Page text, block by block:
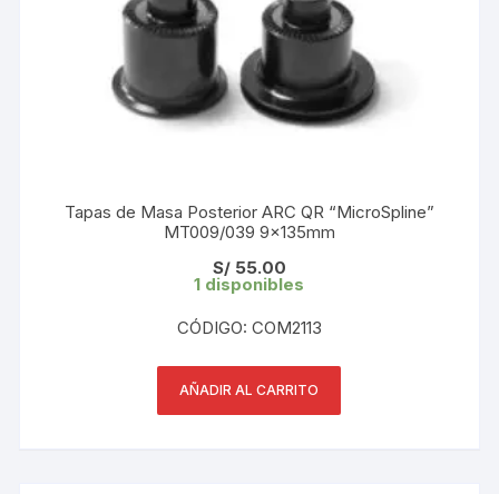
Tapas de Masa Posterior ARC QR “MicroSpline”
MT009/039 9×135mm
S/55.00
1 disponibles
CÓDIGO: COM2113
AÑADIR AL CARRITO